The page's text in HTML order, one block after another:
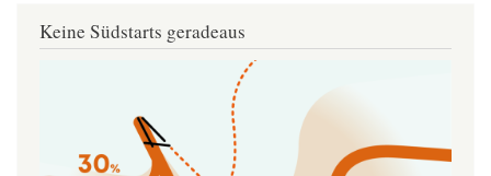
Keine Südstarts geradeaus